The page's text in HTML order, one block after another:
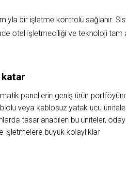
bir işletme kontrolü sağlanır.
otel işletmeciliği ve teknoloji tam
katar
panellerin geniş ürün
veya kablosuz yatak ucu
tasarlanabilen bu üniteler,
işletmelere büyük kolaylıklar